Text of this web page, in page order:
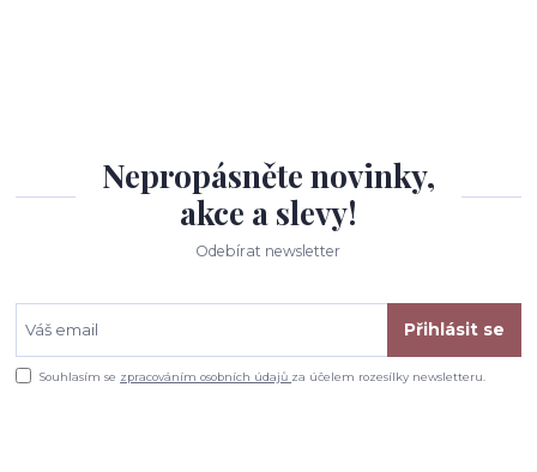
Nepropásněte novinky,
akce a slevy!
Odebírat newsletter
Přihlásit se
Souhlasím se zpracováním osobních údajů za účelem rozesílky newsletteru.